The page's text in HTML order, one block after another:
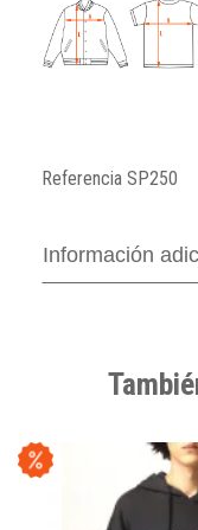
Referencia SP250
Información